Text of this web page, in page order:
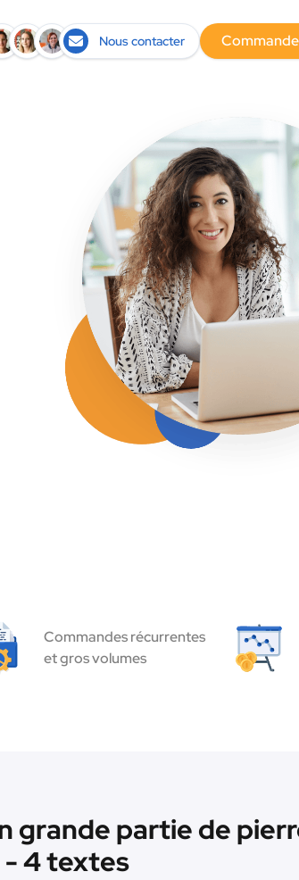
Nous contacter
Commandes récurrentes
et gros volumes
grande partie de
- 4 textes